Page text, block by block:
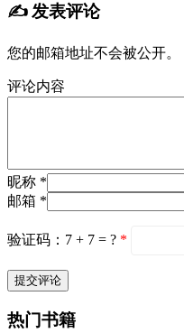
✍️ 发表评论
您的邮箱地址不会被公开。
评论内容
昵称 *
邮箱 *
验证码：7 + 7 = ? *
热门书籍